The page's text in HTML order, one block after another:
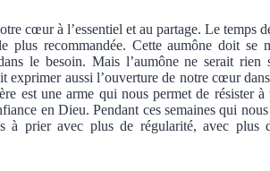
cœur à l’essentiel et au partage. Le temps
plus recommandée. Cette aumône doit se
le besoin. Mais l’aumône ne serait rien
exprimer aussi l’ouverture de notre cœur
est une arme qui nous permet de résister
en Dieu. Pendant ces semaines qui
à prier avec plus de régularité, avec plus